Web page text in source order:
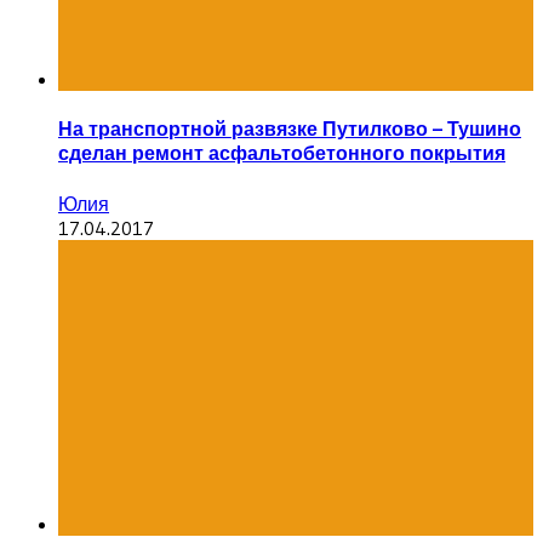
На транспортной развязке Путилково – Тушино
сделан ремонт асфальтобетонного покрытия
Юлия
17.04.2017